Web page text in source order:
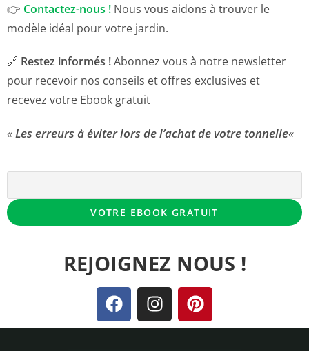
👉 Contactez-nous ! Nous vous aidons à trouver le
modèle idéal pour votre jardin.
🔗 Restez informés !Abonnez vous à notre newsletter
pour recevoir nos conseils et offres exclusives et
recevez votre Ebook gratuit
«Les erreurs à éviter lors de l’achat de votre tonnelle«
REJOIGNEZ NOUS !